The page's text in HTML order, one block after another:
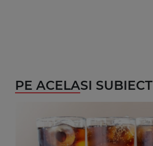
PE ACELASI SUBIECT